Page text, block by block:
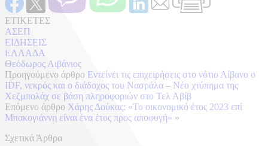
ΕΤΙΚΕΤΕΣ
ΑΣΕΠ
ΕΙΔΗΣΕΙΣ
ΕΛΛΑΔΑ
Θεόδωρος Λιβάνιος
Προηγούμενο άρθρο Εντείνει τις επιχειρήσεις στο νότιο Λίβανο ο
IDF, νεκρός και ο διάδοχος του Νασράλα – Νέo χτύπημα της
Χεζμπολάχ σε βάση πληροφοριών στο Τελ Αβίβ
Επόμενο άρθρο Χάρης Δούκας: «Το οικονομικό έτος 2023 επί
Μπακογιάννη είναι ένα έτος προς αποφυγή» »
Σχετικά Άρθρα